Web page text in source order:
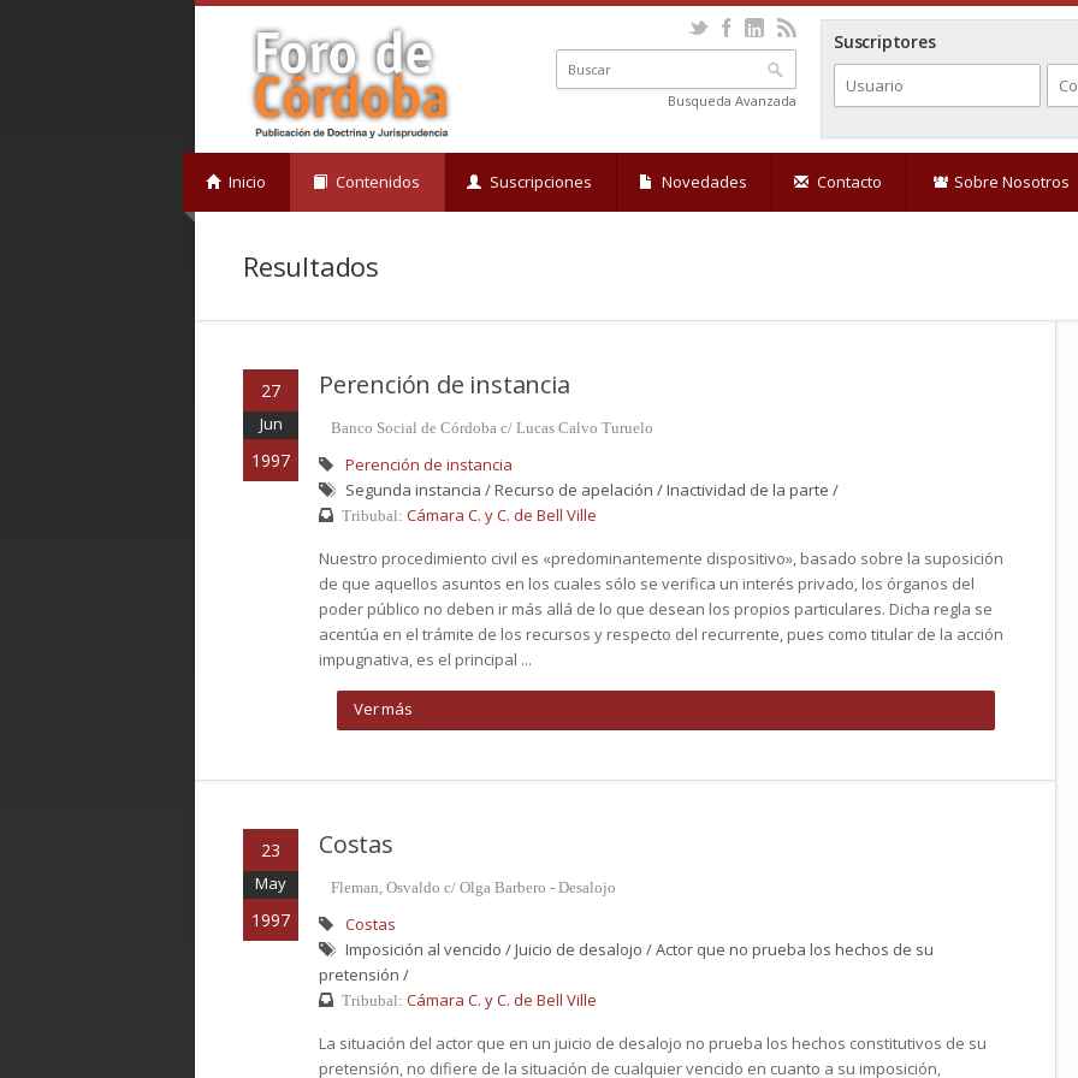
Busqueda Avanzada
Suscriptores
Inicio Contenidos Suscripciones Novedades Contacto Sobre Nosotros
Resultados
27
Jun
1997
Perención de instancia
Banco Social de Córdoba c/ Lucas Calvo Turuelo
Perención de instancia
Segunda instancia / Recurso de apelación / Inactividad de la parte /
Tribubal: Cámara C. y C. de Bell Ville
Nuestro procedimiento civil es «predominantemente dispositivo», basado sobre la suposición
de que aquellos asuntos en los cuales sólo se verifica un interés privado, los órganos del
poder público no deben ir más allá de lo que desean los propios particulares. Dicha regla se
acentúa en el trámite de los recursos y respecto del recurrente, pues como titular de la acción
impugnativa, es el principal ...
Ver más
23
May
1997
Costas
Fleman, Osvaldo c/ Olga Barbero - Desalojo
Costas
Imposición al vencido / Juicio de desalojo / Actor que no prueba los hechos de su
pretensión /
Tribubal: Cámara C. y C. de Bell Ville
La situación del actor que en un juicio de desalojo no prueba los hechos constitutivos de su
pretensión, no difiere de la situación de cualquier vencido en cuanto a su imposición,